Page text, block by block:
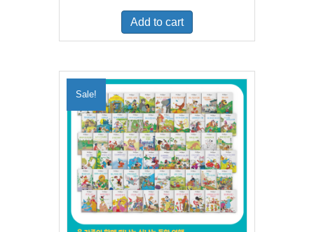
was:
$460.00.
is:
Add to cart
Sale!